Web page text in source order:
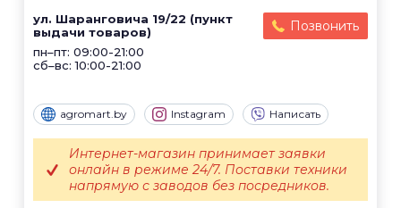
ул. Шаранговича 19/22 (пункт
выдачи товаров)
пн–пт: 09:00-21:00
сб–вс: 10:00-21:00
Позвонить
agromart.by Instagram Написать
Интернет-магазин принимает заявки
онлайн в режиме 24/7. Поставки техники
напрямую с заводов без посредников.